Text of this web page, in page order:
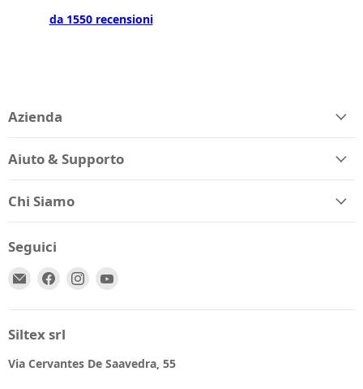
da 1550 recensioni
Azienda
Aiuto & Supporto
Chi Siamo
Seguici
Email
Trovaci Trovaci
Siltex srl
Via Cervantes De Saavedra, 55